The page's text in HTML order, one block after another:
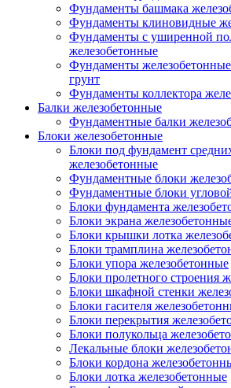
Фундаменты башмака
Фундаменты клиновидные
Фундаменты с уширенной
железобетонные
Фундаменты
грунт
Фундаменты коллектора
Балки железобетонные
Фундаментные балки
Блоки железобетонные
Блоки под фундамент
железобетонные
Фундаментные блоки
Фундаментные блоки
Блоки фундамента
Блоки экрана
Блоки крышки лотка
Блоки трамплина
Блоки упора железобетонные
Блоки пролетного строения
Блоки шкафной стенки
Блоки гасителя
Блоки перекрытия
Блоки полукольца
Лекальные блоки
Блоки кордона
Блоки лотка железобетонные